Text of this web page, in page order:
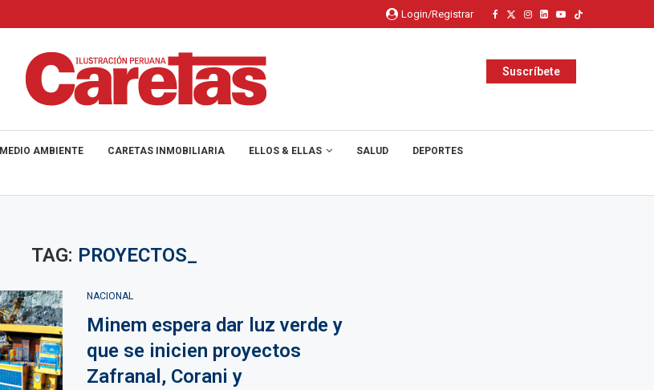
Login/Registrar
Suscríbete
MEDIO AMBIENTE CARETAS INMOBILIARIA ELLOS & ELLAS SALUD DEPORTES
TAG: PROYECTOS_
NACIONAL
Minem espera dar luz verde y
que se inicien proyectos
Zafranal, Corani y